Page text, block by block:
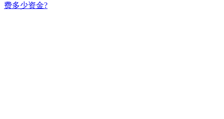
费多少资金?